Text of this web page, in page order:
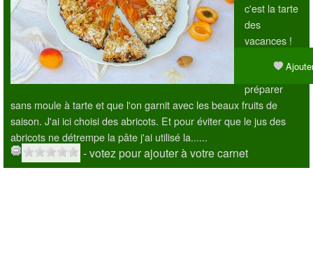
c'est la tarte
des
vacances !
préparer
sans moule à tarte et que l'on garnit avec les beaux fruits de
saison. J'ai ici choisi des abricots. Et pour éviter que le jus des
abricots ne détrempe la pâte j'ai utilisé la......
- votez pour ajouter à votre carnet